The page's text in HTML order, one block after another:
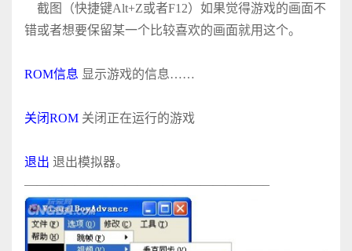
截图（快捷键Alt+Z或者F12）如果觉得游戏的画面不
错或者想要保留某一个比较喜欢的画面就用这个。
ROM信息 显示游戏的信息……
关闭ROM 关闭正在运行的游戏
退出 退出模拟器。
———————————————————–